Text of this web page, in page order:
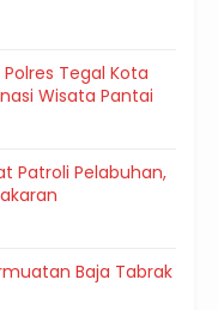
Tegal Kota
Wisata Pantai
Patroli Pelabuhan,
Baja Tabrak